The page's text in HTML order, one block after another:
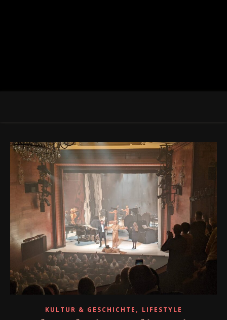
KULTUR & GESCHICHTE , LIFESTYLE